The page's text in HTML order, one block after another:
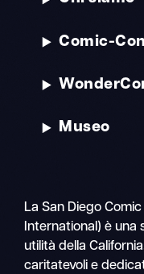
Comic-Con
Museo
La San Diego
International) è una
utilità della
caritatevoli e